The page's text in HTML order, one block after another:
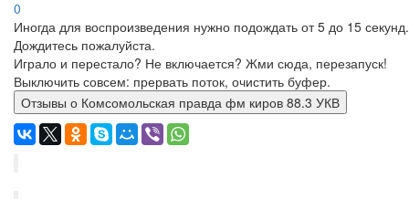
0
Иногда для воспроизведения нужно подождать от 5 до 15 секунд.
Дождитесь пожалуйста.
Играло и перестало? Не включается? Жми сюда, перезапуск!
Выключить совсем: прервать поток, очистить буфер.
Отзывы о Комсомольская правда фм киров 88.3 УКВ